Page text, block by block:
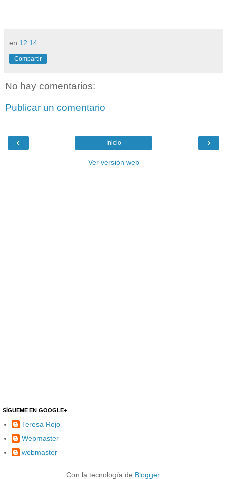
en 12:14
Compartir
No hay comentarios:
Publicar un comentario
‹ ›
Inicio
Ver versión web
SÍGUEME EN GOOGLE+
Teresa Rojo
Webmaster
webmaster
Con la tecnología de Blogger.